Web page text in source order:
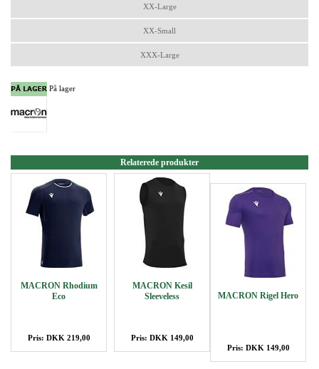
XX-Large
XX-Small
XXX-Large
På lager
Relaterede produkter
MACRON Rhodium
Eco
Pris: DKK 219,00
MACRON Kesil
Sleeveless
Pris: DKK 149,00
MACRON Rigel Hero
Pris: DKK 149,00